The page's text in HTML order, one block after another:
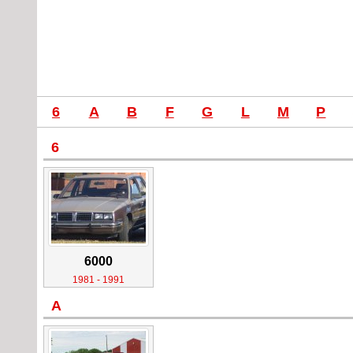
6 A B F G L M P
6
6000
1981 - 1991
A